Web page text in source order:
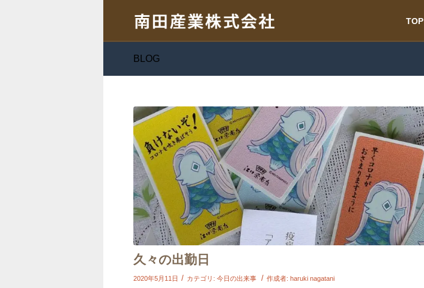
TOP
BLOG
久々の出勤日
2020年5月11日 / カテゴリ: 今日の出来事 / 作成者: haruki nagatani